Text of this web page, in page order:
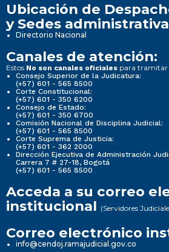
Ubicación de
y Sedes
Directorio Nacional
Canales de atención:
Estos No son canales oficiales para tramitar
Consejo Superior de la Judicatura:
(+57) 601 - 565 8500
Corte Constitucional:
(+57) 601 - 350 6200
Consejo de Estado:
(+57) 601 - 350 6700
Comisión Nacional de Disciplina Judicial:
(+57) 601 - 565 8500
Corte Suprema de Justicia:
(+57) 601 - 362 2000
Dirección Ejecutiva de Administración
Carrera 7 # 27-18, Bogotá
(+57) 601 - 565 8500
Acceda a su correo
institucional (Servidores
Correo electrónico
info@cendoj.ramajudicial.gov.co